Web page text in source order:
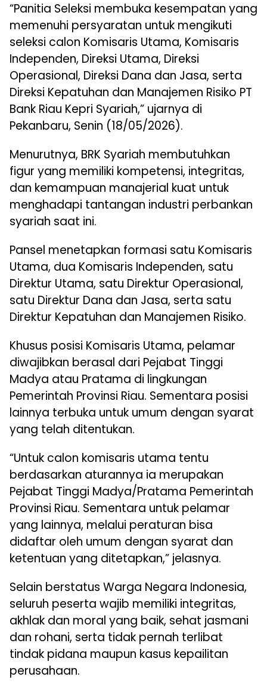
“Panitia Seleksi membuka kesempatan yang
memenuhi persyaratan untuk mengikuti
seleksi calon Komisaris Utama, Komisaris
Independen, Direksi Utama, Direksi
Operasional, Direksi Dana dan Jasa, serta
Direksi Kepatuhan dan Manajemen Risiko PT
Bank Riau Kepri Syariah,” ujarnya di
Pekanbaru, Senin (18/05/2026).
Menurutnya, BRK Syariah membutuhkan
figur yang memiliki kompetensi, integritas,
dan kemampuan manajerial kuat untuk
menghadapi tantangan industri perbankan
syariah saat ini.
Pansel menetapkan formasi satu Komisaris
Utama, dua Komisaris Independen, satu
Direktur Utama, satu Direktur Operasional,
satu Direktur Dana dan Jasa, serta satu
Direktur Kepatuhan dan Manajemen Risiko.
Khusus posisi Komisaris Utama, pelamar
diwajibkan berasal dari Pejabat Tinggi
Madya atau Pratama di lingkungan
Pemerintah Provinsi Riau. Sementara posisi
lainnya terbuka untuk umum dengan syarat
yang telah ditentukan.
“Untuk calon komisaris utama tentu
berdasarkan aturannya ia merupakan
Pejabat Tinggi Madya/Pratama Pemerintah
Provinsi Riau. Sementara untuk pelamar
yang lainnya, melalui peraturan bisa
didaftar oleh umum dengan syarat dan
ketentuan yang ditetapkan,” jelasnya.
Selain berstatus Warga Negara Indonesia,
seluruh peserta wajib memiliki integritas,
akhlak dan moral yang baik, sehat jasmani
dan rohani, serta tidak pernah terlibat
tindak pidana maupun kasus kepailitan
perusahaan.